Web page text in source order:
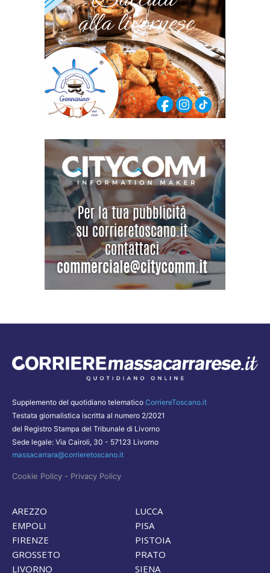
Supplemento del quotidiano telematico CorriereToscano.it
Testata giornalistica iscritta al numero 2/2021
del Registro Stampa del Tribunale di Livorno
Sede legale: Via Cairoli, 30 - 57123 Livorno
massacarrara@corrieretoscano.it
Cookie Policy - Privacy Policy
AREZZO
EMPOLI
FIRENZE
GROSSETO
LIVORNO
LUCCA
PISA
PISTOIA
PRATO
SIENA